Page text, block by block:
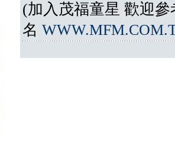
(加入茂福童星 歡迎
名